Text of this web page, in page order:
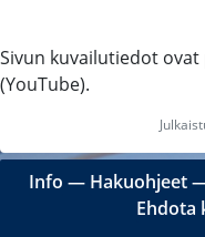
Sivun kuvailutiedot
(YouTube).
Info ― Hakuohjeet
Ehdota